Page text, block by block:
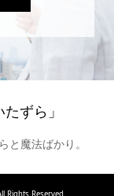
ずら」
魔法ばかり。